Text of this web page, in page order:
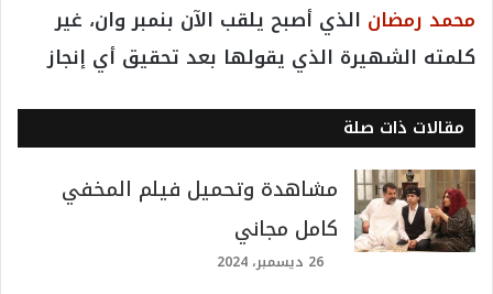
محمد رمضان الذي أصبح يلقب الآن بنمبر وان، غير
كلمته الشهيرة الذي يقولها بعد تحقيق أي إنجاز
مقالات ذات صلة
مشاهدة وتحميل فيلم المخفي
كامل مجاني
26 ديسمبر، 2024